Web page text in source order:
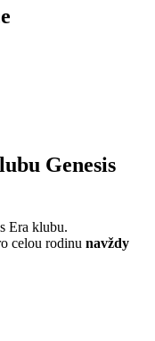
Genesis
Era klubu.
celou rodinu navždy